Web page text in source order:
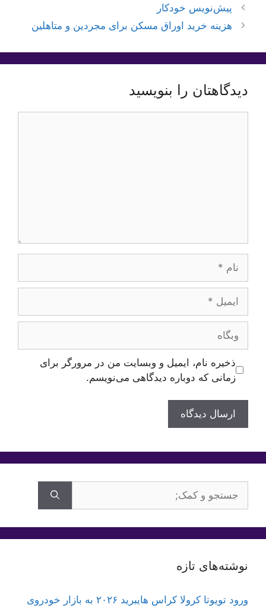
پیش‌نویس خودکار
هزینه خرید اوراق مسکن برای مجردین و متاهلین
دیدگاهتان را بنویسید
وبگاه
ذخیره نام، ایمیل و وبسایت من در مرورگر برای
زمانی که دوباره دیدگاهی می‌نویسم.
برای:
نوشته‌های تازه
ورود تویوتا کرولا کراس هایبرید ۲۰۲۶ به بازار خودروی